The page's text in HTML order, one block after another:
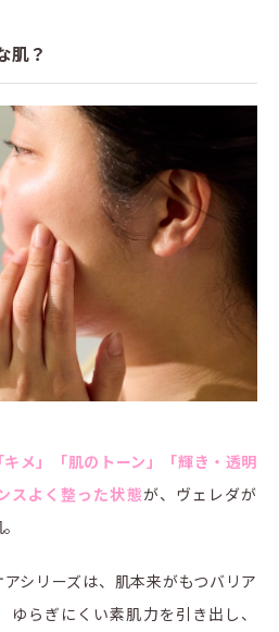
肌？
キメ」「肌のトーン」「輝き・透明
スよく整った状態が、ヴェレダが
シリーズは、肌本来がもつバリア
らぎにくい素肌力を引き出し、